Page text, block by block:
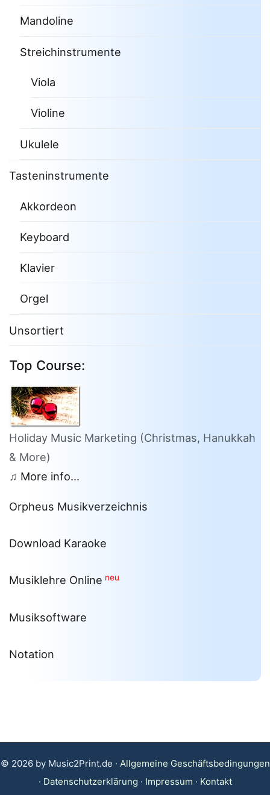
Mandoline
Streichinstrumente
Viola
Violine
Ukulele
Tasteninstrumente
Akkordeon
Keyboard
Klavier
Orgel
Unsortiert
Top Course:
Holiday Music Marketing (Christmas, Hanukkah
& More)
♫ More info...
Orpheus Musikverzeichnis
Download Karaoke
Musiklehre Online neu
Musiksoftware
Notation
© 2026 by Music2Print.de · Allgemeine Geschäftsbedingungen
· Datenschutzerklärung · Impressum · Kontakt